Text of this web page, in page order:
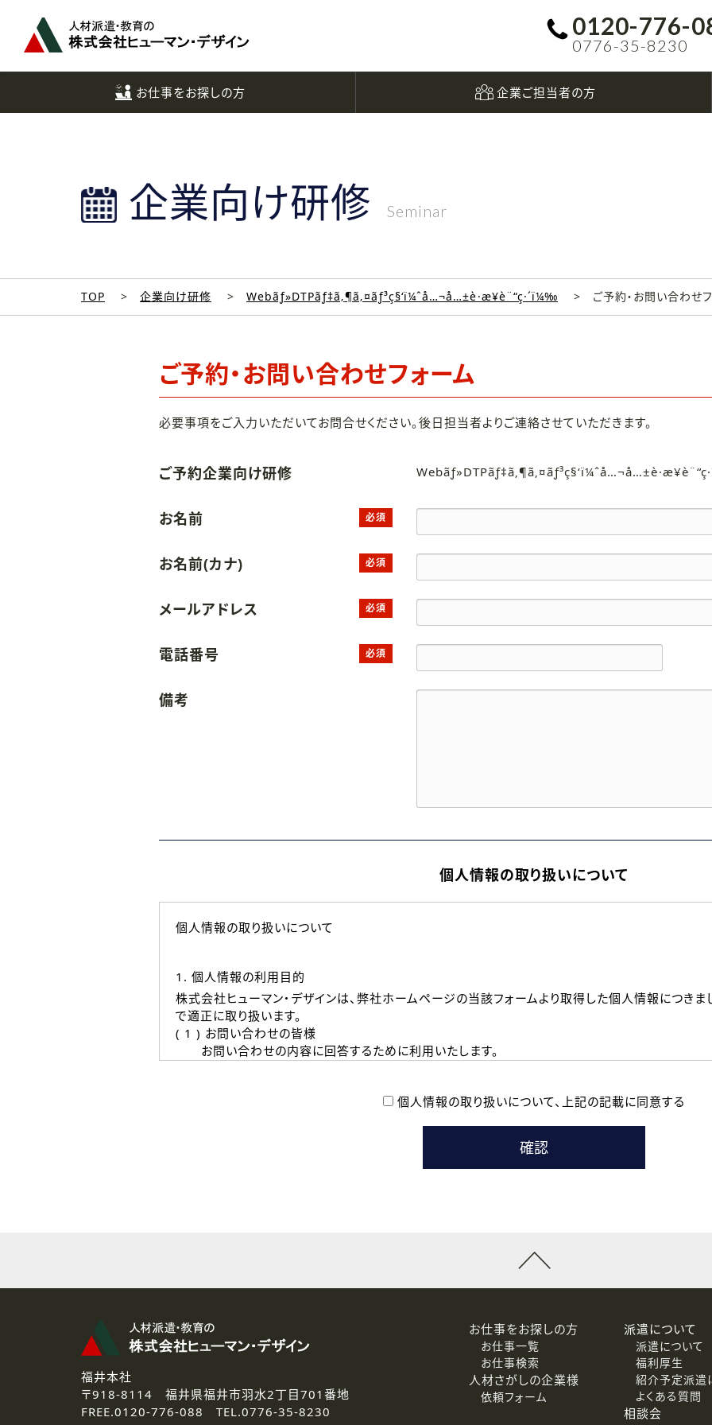
0120-776-
0776-35-8230
お仕事をお探しの方 企業ご担当者の方
企業向け研修 Seminar
TOP 企業向け研修 Webãƒ»DTPãƒ‡ã‚¶ã‚¤ãƒ³ç§‘ï¼ˆå…¬å…±è·æ¥­è¨“ç·´ï¼‰ ご予約・お問い合わせ
ご予約・お問い合わせフォーム
必要事項をご入力いただいてお問合せください。後日担当者よりご連絡させていただきます。
ご予約企業向け研修
お名前 必須
お名前(カナ) 必須
メールアドレス 必須
電話番号 必須
備考
個人情報の取り扱いについて
個人情報の取り扱いについて
1. 個人情報の利用目的
株式会社ヒューマン・デザインは、弊社ホームページの当該フォームより取得した個人情報につき
で適正に取り扱います。
( 1 ) お問い合わせの皆様
お問い合わせの内容に回答するために利用いたします。
本登録に関するご連絡および本登録時の参考情報として利用いたします。
なお、ご連絡手段は、電話・Ｅメールのいずれかの方法といたします。
3.個人情報の取り扱いの委託
弊社の定める個人情報保護の評価基準を満たした委託先に、個人情報を委託する場合があります。
4.個人情報の開示等について
ご提供いただいた個人情報の開示等（利用目的の通知、開示、訂正、追加または削除、利用の停止、
個人情報の取り扱いについて、 上記の記載に同意する
へ
福井本社
〒918-8114 福井県福井市羽水2丁目701番地
FREE.0120-776-088 TEL.0776-35-8230
お仕事をお探しの方
お仕事一覧
お仕事検索
人材さがしの企業様
依頼フォーム
派遣について
派遣について
福利厚生
紹介予定派遣
よくある質問
相談会